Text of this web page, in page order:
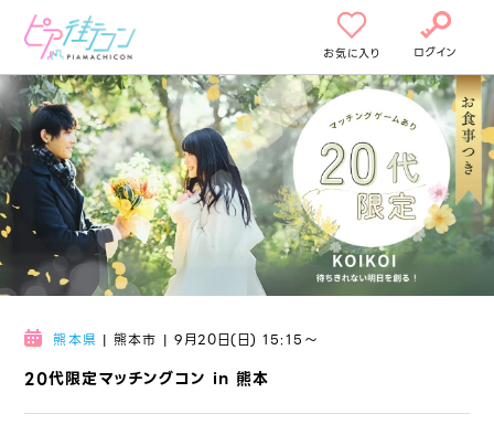
お気に入り ログイン
20代限定マッチングコン in 熊本
熊本県 | 熊本市 | 9月20日(日) 15:15〜